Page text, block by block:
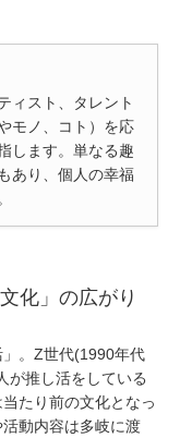
ィスト、タレント
モノ、コト）を応
します。単なる趣
あり、個人の幸福
化」の広がり
。Z世代(1990年代
が推し活をしている
たり前の文化となっ
動内容は多岐に渡